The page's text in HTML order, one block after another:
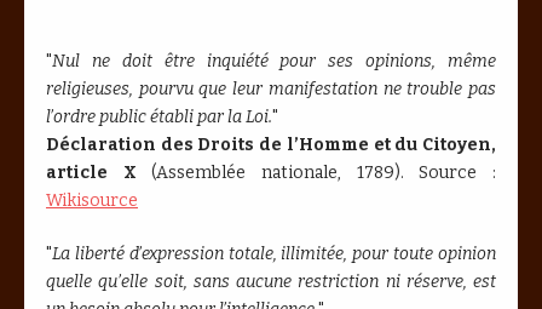
"Nul ne doit être inquiété pour ses opinions, même
religieuses, pourvu que leur manifestation ne trouble pas
l’ordre public établi par la Loi."
Déclaration des Droits de l’Homme et du Citoyen,
article X (Assemblée nationale, 1789). Source :
Wikisource
"La liberté d’expression totale, illimitée, pour toute opinion
quelle qu’elle soit, sans aucune restriction ni réserve, est